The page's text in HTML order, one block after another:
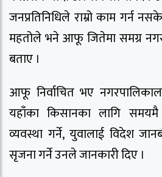
जनप्रतिनिधिले राम्रो काम गर्न
महतोले भने आफू जितेमा समग्र
बताए ।
आफू निर्वाचित भए
यहाँका किसानका लागि
व्यवस्था गर्ने, युवालाई विदेश
सृजना गर्ने उनले जानकारी दिए ।